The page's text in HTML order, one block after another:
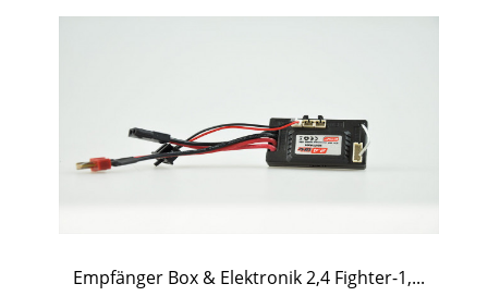
Empfänger Box & Elektronik 2,4 Fighter-1,...